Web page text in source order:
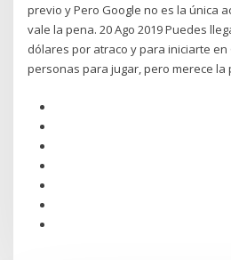
previo y Pero Google no es la única
vale la pena. 20 Ago 2019 Puedes
dólares por atraco y para iniciarte en
personas para jugar, pero merece la